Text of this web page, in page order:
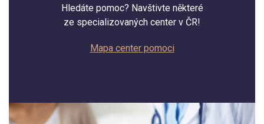
Hledáte pomoc? Navštivte některé
ze specializovaných center v ČR!
Mapa center pomoci